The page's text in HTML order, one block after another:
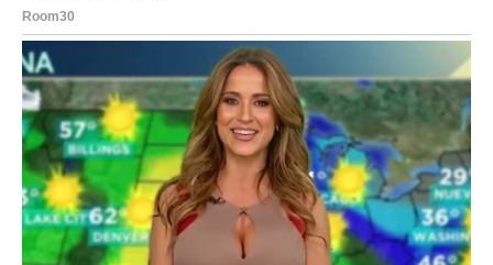
Poslije mnogo tuge dolazi događaj koji vam vraća vjeru da
sreća ipak postoji.
Konačno stiže ono što ste dugo čekali
Pred vama su veoma nježni i sudbinski trenuci.
LAV